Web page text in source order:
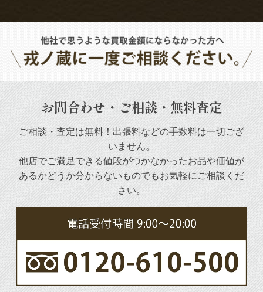
お問合わせ・ご相談・無料査定
ご相談・査定は無料！出張料などの手数料は一切ござ
いません。
他店でご満足できる値段がつかなかったお品や価値が
あるかどうか分からないものでもお気軽にご相談くだ
さい。